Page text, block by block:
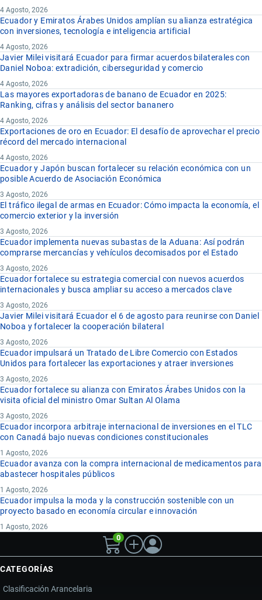
4 Agosto, 2026
Ecuador y Emiratos Árabes Unidos amplían su alianza estratégica
con inversiones, tecnología e inteligencia artificial
4 Agosto, 2026
Javier Milei visitará Ecuador para firmar acuerdos bilaterales con
Daniel Noboa: extradición, ciberseguridad y comercio
4 Agosto, 2026
Las mayores exportadoras de banano de Ecuador en 2025:
Ranking, cifras y análisis del sector bananero
4 Agosto, 2026
Exportaciones de oro en Ecuador: El desafío de aprovechar el precio
récord del mercado internacional
4 Agosto, 2026
Ecuador y Japón buscan fortalecer su relación económica con un
posible Acuerdo de Asociación Económica
3 Agosto, 2026
El tráfico ilegal de armas en Ecuador: Cómo impacta la economía, el
comercio exterior y la inversión
3 Agosto, 2026
Ecuador implementa nuevas subastas de la Aduana: Así podrán
comprarse mercancías y vehículos decomisados por el Estado
3 Agosto, 2026
Ecuador fortalece su estrategia comercial con nuevos acuerdos
internacionales y busca ampliar su acceso a mercados clave
3 Agosto, 2026
Javier Milei visitará Ecuador el 6 de agosto para reunirse con Daniel
Noboa y fortalecer la cooperación bilateral
3 Agosto, 2026
Ecuador impulsará un Tratado de Libre Comercio con Estados
Unidos para fortalecer las exportaciones y atraer inversiones
3 Agosto, 2026
Ecuador fortalece su alianza con Emiratos Árabes Unidos con la
visita oficial del ministro Omar Sultan Al Olama
3 Agosto, 2026
Ecuador incorpora arbitraje internacional de inversiones en el TLC
con Canadá bajo nuevas condiciones constitucionales
1 Agosto, 2026
Ecuador avanza con la compra internacional de medicamentos para
abastecer hospitales públicos
1 Agosto, 2026
Ecuador impulsa la moda y la construcción sostenible con un
proyecto basado en economía circular e innovación
1 Agosto, 2026
0
CATEGORÍAS
Clasificación Arancelaria